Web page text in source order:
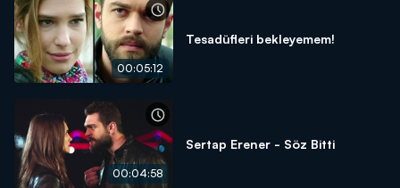
00:05:12
Tesadüfleri bekleyemem!
00:04:58
Sertap Erener - Söz Bitti